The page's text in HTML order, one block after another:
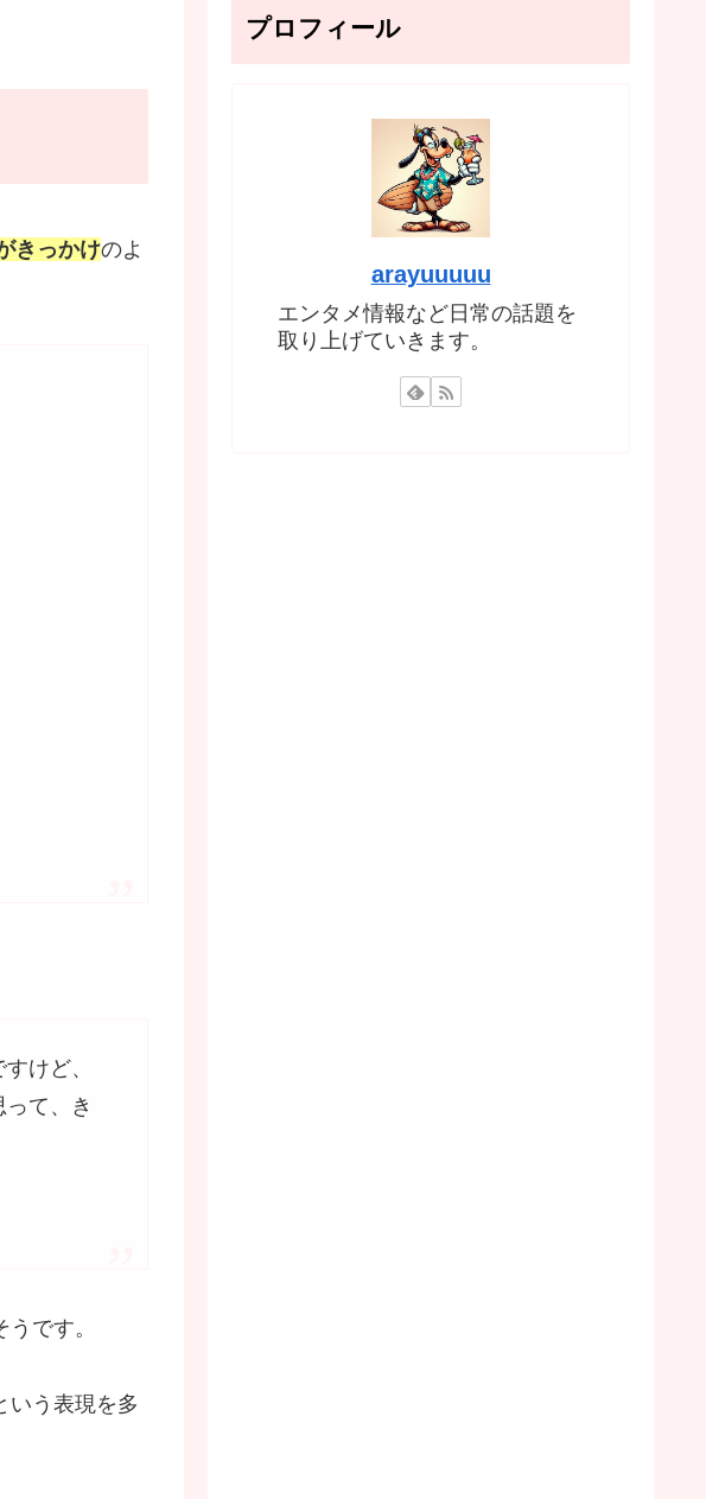
きっかけのよ
けど、
て、き
です。
いう表現を多
プロフィール
arayuuuuu
エンタメ情報など日常の話題を
取り上げていきます。